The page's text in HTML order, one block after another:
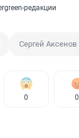
редакции
Сергей Аксенов
0 0